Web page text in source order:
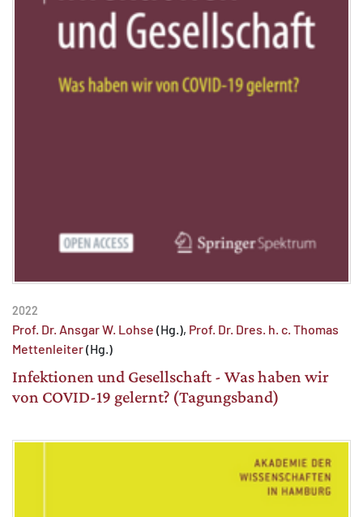
2022
Prof. Dr. Ansgar W. Lohse (Hg.), Prof. Dr. Dres. h. c. Thomas
Mettenleiter(Hg.)
Infektionen und Gesellschaft - Was haben wir
von COVID-19 gelernt? (Tagungsband)